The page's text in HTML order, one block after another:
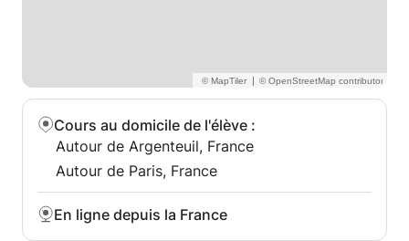
|
Cours au domicile de l'élève :
Autour de Argenteuil, France
Autour de Paris, France
En ligne depuis la France